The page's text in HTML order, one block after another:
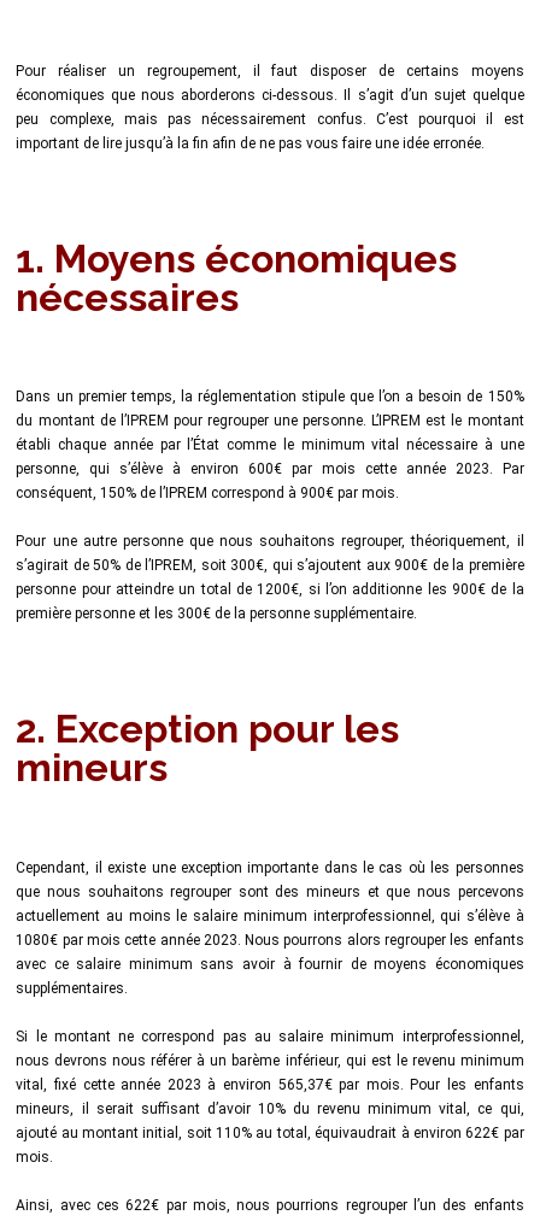
Pour réaliser un regroupement, il faut disposer de certains moyens
économiques que nous aborderons ci-dessous. Il s’agit d’un sujet quelque
peu complexe, mais pas nécessairement confus. C’est pourquoi il est
important de lire jusqu’à la fin afin de ne pas vous faire une idée erronée.
1. Moyens économiques
nécessaires
Dans un premier temps, la réglementation stipule que l’on a besoin de 150%
du montant de l’IPREM pour regrouper une personne. L’IPREM est le montant
établi chaque année par l’État comme le minimum vital nécessaire à une
personne, qui s’élève à environ 600€ par mois cette année 2023. Par
conséquent, 150% de l’IPREM correspond à 900€ par mois.
Pour une autre personne que nous souhaitons regrouper, théoriquement, il
s’agirait de 50% de l’IPREM, soit 300€, qui s’ajoutent aux 900€ de la première
personne pour atteindre un total de 1200€, si l’on additionne les 900€ de la
première personne et les 300€ de la personne supplémentaire.
2. Exception pour les
mineurs
Cependant, il existe une exception importante dans le cas où les personnes
que nous souhaitons regrouper sont des mineurs et que nous percevons
actuellement au moins le salaire minimum interprofessionnel, qui s’élève à
1080€ par mois cette année 2023. Nous pourrons alors regrouper les enfants
avec ce salaire minimum sans avoir à fournir de moyens économiques
supplémentaires.
Si le montant ne correspond pas au salaire minimum interprofessionnel,
nous devrons nous référer à un barème inférieur, qui est le revenu minimum
vital, fixé cette année 2023 à environ 565,37€ par mois. Pour les enfants
mineurs, il serait suffisant d’avoir 10% du revenu minimum vital, ce qui,
ajouté au montant initial, soit 110% au total, équivaudrait à environ 622€ par
mois.
Ainsi, avec ces 622€ par mois, nous pourrions regrouper l’un des enfants